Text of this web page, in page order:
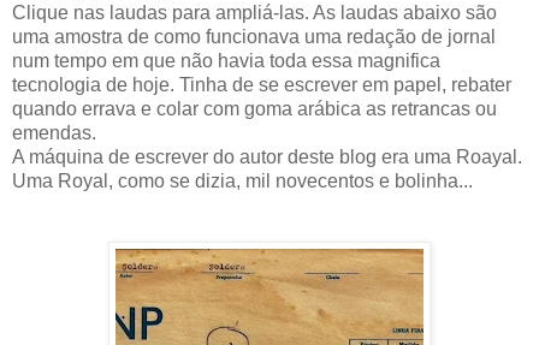
Clique nas laudas para ampliá-las. As laudas abaixo são
uma amostra de como funcionava uma redação de jornal
num tempo em que não havia toda essa magnifica
tecnologia de hoje. Tinha de se escrever em papel, rebater
quando errava e colar com goma arábica as retrancas ou
emendas.
A máquina de escrever do autor deste blog era uma Roayal.
Uma Royal, como se dizia, mil novecentos e bolinha...